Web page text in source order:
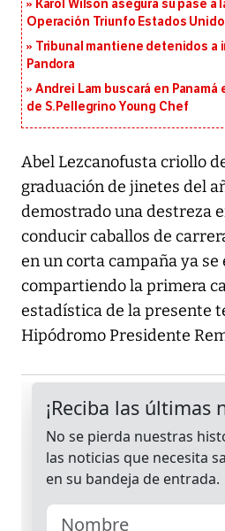
Karol Wilson asegura su pase a
Operación Triunfo Estados
Tribunal mantiene detenidos a
Pandora
Andrei Lam buscará en Panamá
de S.Pellegrino Young Chef
Abel Lezcanofusta criollo
graduación de jinetes del
demostrado una destreza
conducir caballos de
en un corta campaña ya
compartiendo la primera
estadística de la presente
Hipódromo Presidente